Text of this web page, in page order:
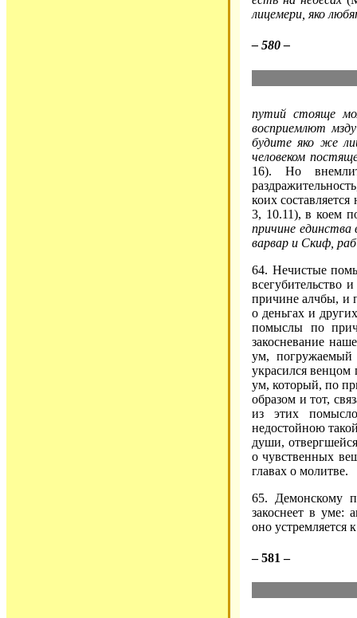
лицемери, яко
– 580 –
путий стояще
восприемлют
будите яко же
человеком
16). Но
коих
3, 10.11), в коем
причине единства
варвар и Скиф, раб
64. Нечистые
всегубительство
причине алчбы, и
о деньгах и
помыслы по
закосневание
ум,
украсился
ум, который, по
образом и тот,
из этих
недостойною
души,
о чувственных
главах о молитве.
65. Демонскому
закоснеет в уме:
оно устремляется к
– 581 –